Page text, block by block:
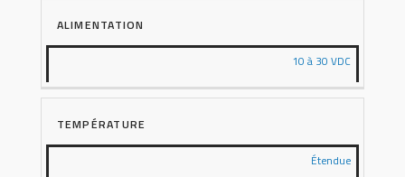
ALIMENTATION
10 à 30 VDC
TEMPÉRATURE
Étendue